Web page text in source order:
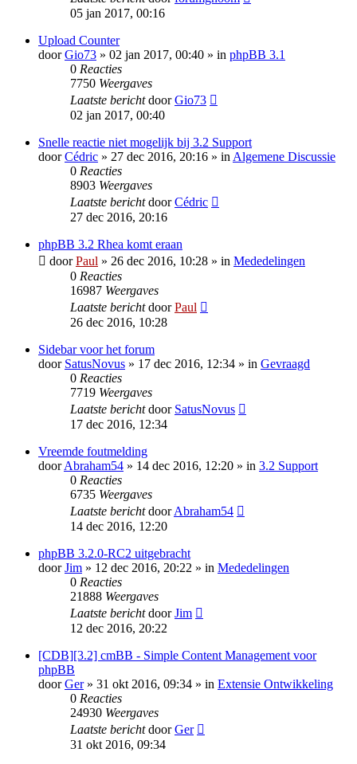
05 jan 2017, 00:16
Upload Counter
doorGio73 » 02 jan 2017, 00:40 » in phpBB 3.1
0 Reacties
7750 Weergaves
Laatste berichtdoorGio73
02 jan 2017, 00:40
Snelle reactie niet mogelijk bij 3.2 Support
doorCédric » 27 dec 2016, 20:16 » inAlgemene Discussie
0 Reacties
8903 Weergaves
Laatste berichtdoorCédric
27 dec 2016, 20:16
phpBB 3.2 Rhea komt eraan
doorPaul » 26 dec 2016, 10:28 » in Mededelingen
0 Reacties
16987 Weergaves
Laatste berichtdoorPaul
26 dec 2016, 10:28
Sidebar voor het forum
door SatusNovus » 17 dec 2016, 12:34 » in Gevraagd
0 Reacties
7719 Weergaves
Laatste berichtdoor SatusNovus
17 dec 2016, 12:34
Vreemde foutmelding
doorAbraham54 » 14 dec 2016, 12:20 » in 3.2 Support
0 Reacties
6735 Weergaves
Laatste berichtdoorAbraham54
14 dec 2016, 12:20
phpBB 3.2.0-RC2 uitgebracht
doorJim » 12 dec 2016, 20:22 » in Mededelingen
0 Reacties
21888 Weergaves
Laatste berichtdoorJim
12 dec 2016, 20:22
[CDB][3.2] cmBB - Simple Content Management voor
phpBB
doorGer» 31 okt 2016, 09:34 » in Extensie Ontwikkeling
0 Reacties
24930 Weergaves
Laatste berichtdoorGer
31 okt 2016, 09:34